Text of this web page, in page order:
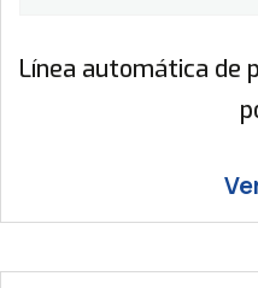
Línea automática de